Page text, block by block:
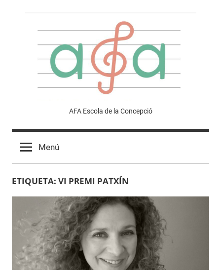
Escola
de
la
Concepció
AFA Escola de la Concepció
Menú
ETIQUETA: VI PREMI PATXÍN